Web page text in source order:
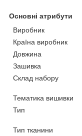
Основні атрибути
Виробник
Країна виробник
Довжина
Зашивка
Склад набору
Тематика вишивки
Тип
Тип тканини